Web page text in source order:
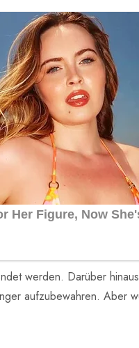
werden. Darüber
aufzubewahren. Aber